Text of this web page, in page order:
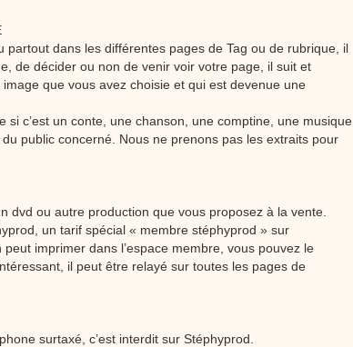
dans les différentes pages de Tag ou de rubrique, il
de décider ou non de venir voir votre page, il suit et
que vous avez choisie et qui est devenue une
c’est un conte, une chanson, une comptine, une musique,
public concerné. Nous ne prenons pas les extraits pour
dvd ou autre production que vous proposez à la vente.
un tarif spécial « membre stéphyprod » sur
imprimer dans l’espace membre, vous pouvez le
il peut être relayé sur toutes les pages de
surtaxé, c’est interdit sur Stéphyprod.